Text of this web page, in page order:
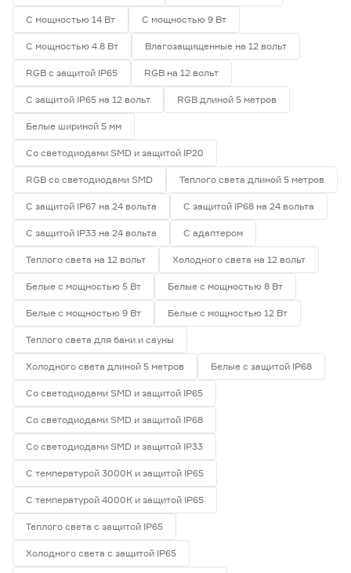
С мощностью 14 Вт С мощностью 9 Вт
С мощностью 4.8 Вт Влагозащищенные на 12 вольт
RGB с защитой IP65 RGB на 12 вольт
С защитой IP65 на 12 вольт RGB длиной 5 метров
Белые шириной 5 мм
Со светодиодами SMD и защитой IP20
RGB со светодиодами SMD Теплого света длиной 5 метров
С защитой IP67 на 24 вольта С защитой IP68 на 24 вольта
С защитой IP33 на 24 вольта С адаптером
Теплого света на 12 вольт Холодного света на 12 вольт
Белые с мощностью 5 Вт Белые с мощностью 8 Вт
Белые с мощностью 9 Вт Белые с мощностью 12 Вт
Теплого света для бани и сауны
Холодного света длиной 5 метров Белые с защитой IP68
Со светодиодами SMD и защитой IP65
Со светодиодами SMD и защитой IP68
Со светодиодами SMD и защитой IP33
С температурой 3000К и защитой IP65
С температурой 4000К и защитой IP65
Теплого света с защитой IP65
Холодного света с защитой IP65